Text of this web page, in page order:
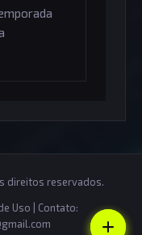
direitos reservados.
Uso | Contato: